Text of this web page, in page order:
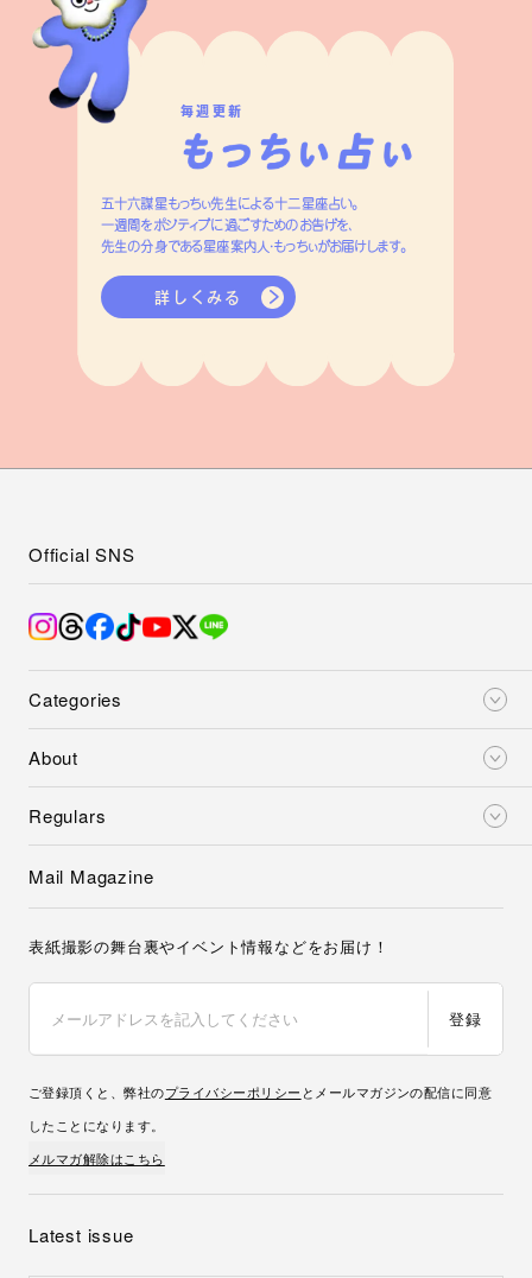
毎週更新
五十六謀星もっちぃ先生による十二星座占い。
一週間をポジティブに過ごすためのお告げを、
先生の分身である星座案内人・もっちぃがお届けします。
詳しくみる
Categories
About
Regulars
Official SNS
Mail Magazine
表紙撮影の舞台裏やイベント情報などをお届け！
登録
ご登録頂くと、弊社のプライバシーポリシー とメールマガジンの配信に同意
したことになります。
メルマガ解除はこちら
Latest issue